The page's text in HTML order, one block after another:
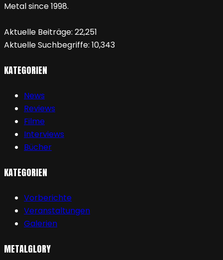
Metal since 1998.
Aktuelle Beiträge: 22,251
Aktuelle Suchbegriffe: 10,343
KATEGORIEN
News
Reviews
Filme
Interviews
Bücher
KATEGORIEN
Vorberichte
Veranstaltungen
Galerien
METALGLORY